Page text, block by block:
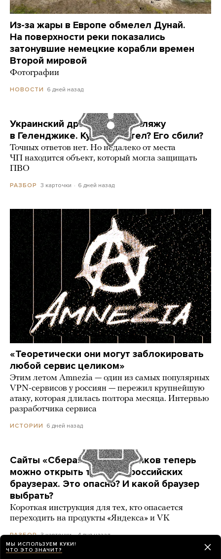
Из-за жары в Европе обмелел Дунай.
На поверхности реки показались
затонувшие немецкие корабли времен
Второй мировой
Фотографии
НОВОСТИ 6 дней назад
Украинский дрон попал по пляжу
в Геленджике. Куда он летел? Его сбили?
Точных ответов нет. Но недалеко от места
ЧП находится объект, который могла защищать
ПВО
РАЗБОР 3 карточки 6 дней назад
«Теоретически они могут заблокировать
любой сервис целиком»
Этим летом Amnezia — один из самых популярных
VPN-сервисов у россиян — пережил крупнейшую
атаку, которая длилась полтора месяца. Интервью
разработчика сервиса
ИСТОРИИ 6 дней назад
Сайты «Сбера» и других банков теперь
можно открыть только в российских
браузерах. Это опасно? И какой браузер
выбрать?
Короткая инструкция для тех, кто опасается
переходить на продукты «Яндекса» и VK
РАЗБОР 3 карточки 4 дня назад
МЫ ИСПОЛЬЗУЕМ КУКИ!
ЧТО ЭТО ЗНАЧИТ?